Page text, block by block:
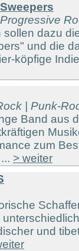
sollen dazu
und die
köpfige
| Punk-
Band aus
zum
> weiter
und